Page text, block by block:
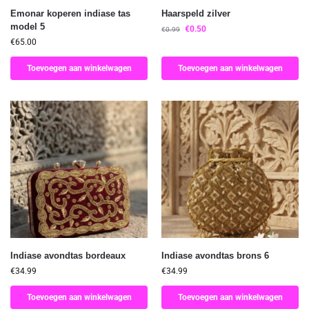
Emonar koperen indiase tas
model 5
€65.00
Toevoegen aan winkelwagen
Haarspeld zilver
€0.99 €0.50
Toevoegen aan winkelwagen
Indiase avondtas bordeaux
€34.99
Toevoegen aan winkelwagen
Indiase avondtas brons 6
€34.99
Toevoegen aan winkelwagen